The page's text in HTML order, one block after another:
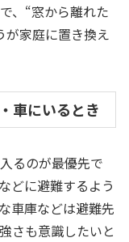
、“窓から離れた
が家庭に置き換え
車にいるとき
るのが最優先で
どに避難するよう
車庫などは避難先
さも意識したいと